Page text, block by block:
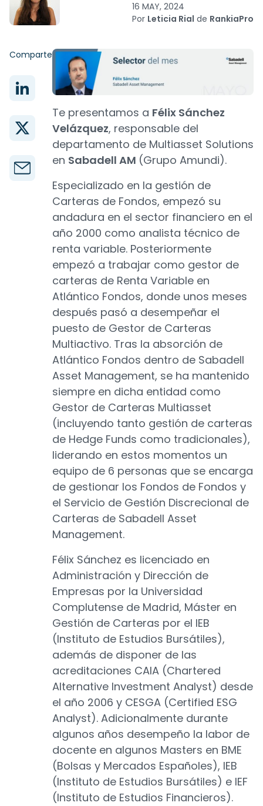
16 MAY, 2024
Por Leticia Rial de RankiaPro
Comparte
Te presentamos a Félix Sánchez
Velázquez, responsable del
departamento de Multiasset Solutions
en Sabadell AM (Grupo Amundi).
Especializado en la gestión de
Carteras de Fondos, empezó su
andadura en el sector financiero en el
año 2000 como analista técnico de
renta variable. Posteriormente
empezó a trabajar como gestor de
carteras de Renta Variable en
Atlántico Fondos, donde unos meses
después pasó a desempeñar el
puesto de Gestor de Carteras
Multiactivo. Tras la absorción de
Atlántico Fondos dentro de Sabadell
Asset Management, se ha mantenido
siempre en dicha entidad como
Gestor de Carteras Multiasset
(incluyendo tanto gestión de carteras
de Hedge Funds como tradicionales),
liderando en estos momentos un
equipo de 6 personas que se encarga
de gestionar los Fondos de Fondos y
el Servicio de Gestión Discrecional de
Carteras de Sabadell Asset
Management.
Félix Sánchez es licenciado en
Administración y Dirección de
Empresas por la Universidad
Complutense de Madrid, Máster en
Gestión de Carteras por el IEB
(Instituto de Estudios Bursátiles),
además de disponer de las
acreditaciones CAIA (Chartered
Alternative Investment Analyst) desde
el año 2006 y CESGA (Certified ESG
Analyst). Adicionalmente durante
algunos años desempeño la labor de
docente en algunos Masters en BME
(Bolsas y Mercados Españoles), IEB
(Instituto de Estudios Bursátiles) e IEF
(Instituto de Estudios Financieros).